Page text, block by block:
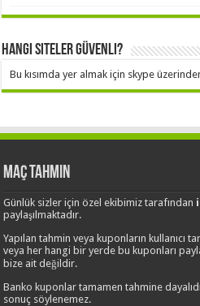
Hangi Siteler Güvenli?
Bu kısımda yer almak için skype
Maç Tahmin
Günlük sizler için özel ekibimiz tarafından
paylaşılmaktadır.
Yapılan tahmin veya kuponların kullanıcı
veya her hangi bir yerde bu kuponları
bize ait değildir.
Banko kuponlar tamamen tahmine
sonuç söylenemez.